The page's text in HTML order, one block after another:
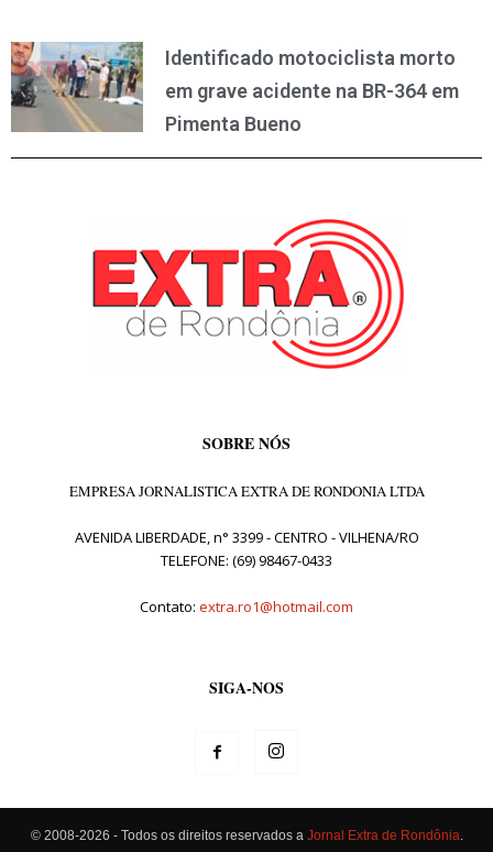
Identificado motociclista morto
em grave acidente na BR-364 em
Pimenta Bueno
SOBRE NÓS
EMPRESA JORNALISTICA EXTRA DE RONDONIA LTDA
AVENIDA LIBERDADE, n° 3399 - CENTRO - VILHENA/RO
TELEFONE: (69) 98467-0433
Contato: extra.ro1@hotmail.com
SIGA-NOS
© 2008-2026 - Todos os direitos reservados a Jornal Extra de Rondônia.